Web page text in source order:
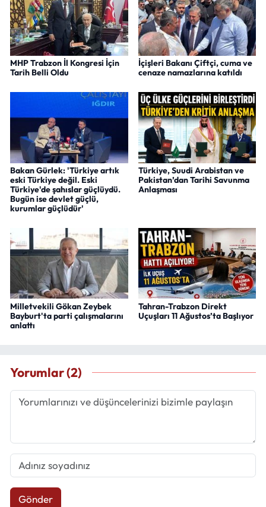
MHP Trabzon İl Kongresi İçin
Tarih Belli Oldu
İçişleri Bakanı Çiftçi, cuma ve
cenaze namazlarına katıldı
Bakan Gürlek: 'Türkiye artık
eski Türkiye değil. Eski
Türkiye'de şahıslar güçlüydü.
Bugün ise devlet güçlü,
kurumlar güçlüdür'
Türkiye, Suudi Arabistan ve
Pakistan’dan Tarihi Savunma
Anlaşması
Milletvekili Gökan Zeybek
Bayburt'ta parti çalışmalarını
anlattı
Tahran-Trabzon Direkt
Uçuşları 11 Ağustos’ta Başlıyor
Yorumlar (2)
Gönder